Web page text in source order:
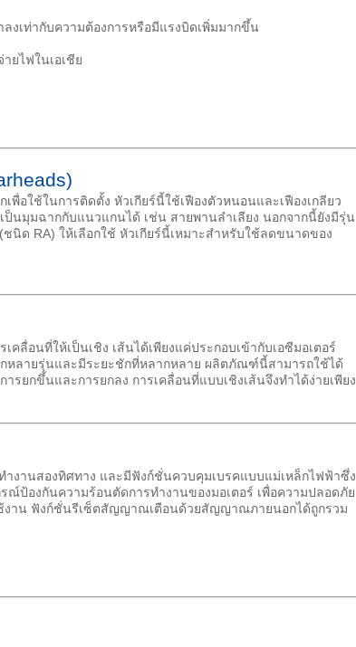
งเท่ากับความต้องการหรือมีแรงบิดเพิ่มมากขึ้น
ยไฟในเอเชีย
เพื่อใช้ในการติดตั้ง หัวเกียร์นี้ใช้เฟืองตัวหนอนและเฟืองเกลียว
ป็นมุมฉากกับแนวแกนได้ เช่น สายพานลำเลียง นอกจากนี้ยังมีรุ่น
นิด RA) ให้เลือกใช้ หัวเกียร์นี้เหมาะสำหรับใช้ลดขนาดของ
ลื่อนที่ให้เป็นเชิง เส้นได้เพียงแค่ประกอบเข้ากับเอซีมอเตอร์
กหลายรุ่นและมีระยะชักที่หลากหลาย ผลิตภัณฑ์นี้สามารถใช้ได้
รยกขึ้นและการยกลง การเคลื่อนที่แบบเชิงเส้นจึงทำได้ง่ายเพียง
งานสองทิศทาง และมีฟังก์ชั่นควบคุมเบรคแบบแม่เหล็กไฟฟ้าซึ่ง
ณ์ป้องกันความร้อนตัดการทำงานของมอเตอร์ เพื่อความปลอดภัย
งาน ฟังก์ชั่นรีเซ็ตสัญญาณเตือนด้วยสัญญาณภายนอกได้ถูกรวม